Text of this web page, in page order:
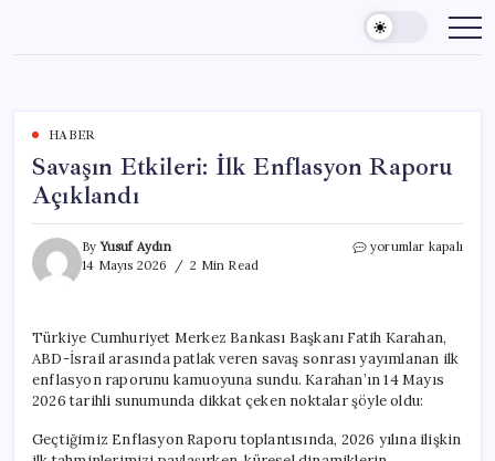
content
HABER
Savaşın Etkileri: İlk Enflasyon Raporu
Açıklandı
ByYusuf Aydın
14 Mayıs 2026
2 Min Read
Savaşın
Açıklandı
için
yorumlar kapalı
Türkiye Cumhuriyet Merkez Bankası Başkanı Fatih Karahan,
ABD-İsrail arasında patlak veren savaş sonrası yayımlanan ilk
enflasyon raporunu kamuoyuna sundu. Karahan’ın 14 Mayıs
2026 tarihli sunumunda dikkat çeken noktalar şöyle oldu:
Geçtiğimiz Enflasyon Raporu toplantısında, 2026 yılına ilişkin